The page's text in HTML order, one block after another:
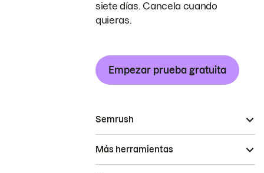
siete días. Cancela cuando
quieras.
Empezar prueba gratuita
Semrush
Más herramientas